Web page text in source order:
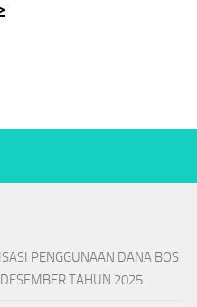
PENGGUNAAN DANA BOS
TAHUN 2025